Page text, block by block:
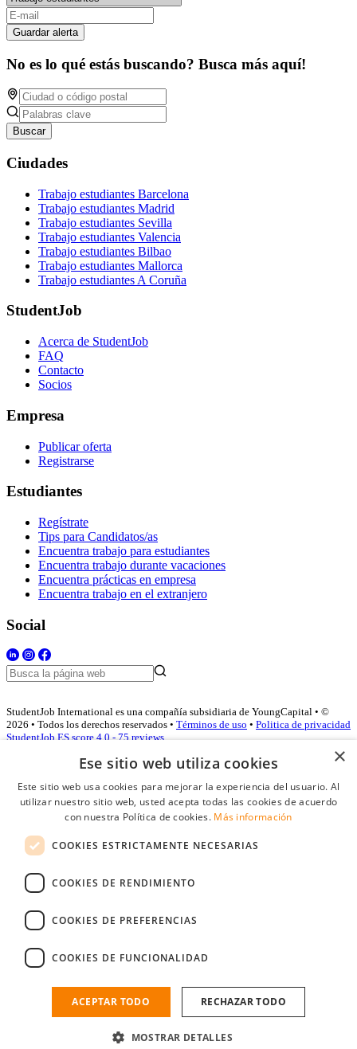
Guardar alerta
No es lo qué estás buscando? Busca más aquí!
Buscar
Ciudades
Trabajo estudiantes Barcelona
Trabajo estudiantes Madrid
Trabajo estudiantes Sevilla
Trabajo estudiantes Valencia
Trabajo estudiantes Bilbao
Trabajo estudiantes Mallorca
Trabajo estudiantes A Coruña
StudentJob
Acerca de StudentJob
FAQ
Contacto
Socios
Empresa
Publicar oferta
Registrarse
Estudiantes
Regístrate
Tips para Candidatos/as
Encuentra trabajo para estudiantes
Encuentra trabajo durante vacaciones
Encuentra prácticas en empresa
Encuentra trabajo en el extranjero
Social
StudentJob International es una compañía subsidiaria de YoungCapital • ©
2026 • Todos los derechos reservados • Términos de uso • Politica de privacidad
StudentJob ES score 4.0 - 75 reviews
Acceso empresas
Contraseña
Recordarme
Conectarse
Registro gratuito empresas
Encuentre al candidato perfecto a tan sólo un par de clicks
×
Ese sitio web utiliza cookies
Este sitio web usa cookies para mejorar la experiencia del usuario. Al
utilizar nuestro sitio web, usted acepta todas las cookies de acuerdo
con nuestra Política de cookies. Más información
COOKIES ESTRICTAMENTE NECESARIAS
COOKIES DE RENDIMIENTO
COOKIES DE PREFERENCIAS
COOKIES DE FUNCIONALIDAD
ACEPTAR TODO RECHAZAR TODO
MOSTRAR DETALLES